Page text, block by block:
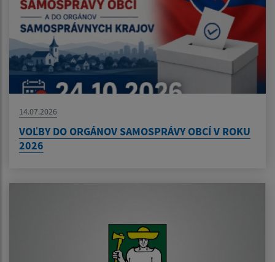
14.07.2026
VOĽBY DO ORGÁNOV SAMOSPRÁVY OBCÍ V ROKU
2026